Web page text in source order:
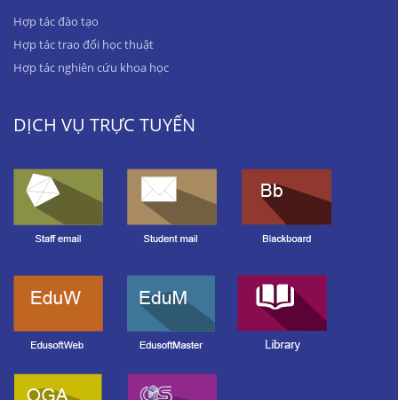
Hợp tác đào tạo
Hợp tác trao đổi học thuật
Hợp tác nghiên cứu khoa học
DỊCH VỤ TRỰC TUYẾN